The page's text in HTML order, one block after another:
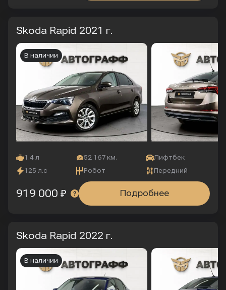
Skoda Rapid 2021 г.
1.4 л 52 167 км.
Лифтбек
125 л.с
Робот Передний
В наличии
Подробнее
919 000 ₽
Skoda Rapid 2022 г.
В наличии